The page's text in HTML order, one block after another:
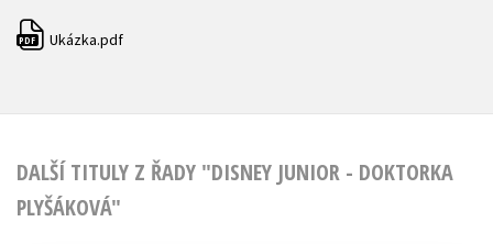
PDF Ukázka.pdf
DALŠÍ TITULY Z ŘADY "DISNEY JUNIOR - DOKTORKA
PLYŠÁKOVÁ"